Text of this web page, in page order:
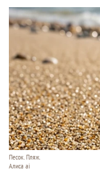
Песок. Пляж.
Алиса ai